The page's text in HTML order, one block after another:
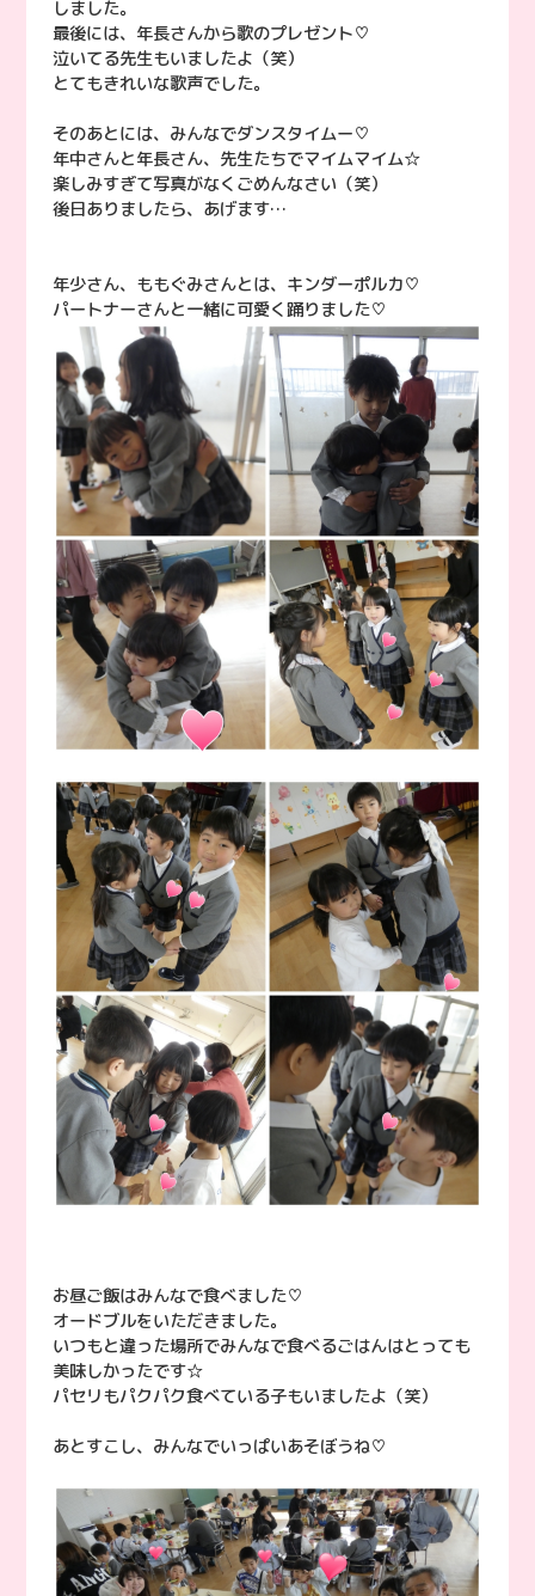
しました。
最後には、年長さんから歌のプレゼント♡
泣いてる先生もいましたよ（笑）
とてもきれいな歌声でした。
そのあとには、みんなでダンスタイムー♡
年中さんと年長さん、先生たちでマイムマイム☆
楽しみすぎて写真がなくごめんなさい（笑）
後日ありましたら、あげます…
年少さん、ももぐみさんとは、キンダーポルカ♡
パートナーさんと一緒に可愛く踊りました♡
お昼ご飯はみんなで食べました♡
オードブルをいただきました。
いつもと違った場所でみんなで食べるごはんはとっても
美味しかったです☆
パセリもパクパク食べている子もいましたよ（笑）
あとすこし、みんなでいっぱいあそぼうね♡